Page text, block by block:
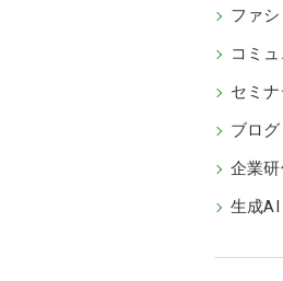
ファ
コミ
セミ
ブログ
企業研
生成AI